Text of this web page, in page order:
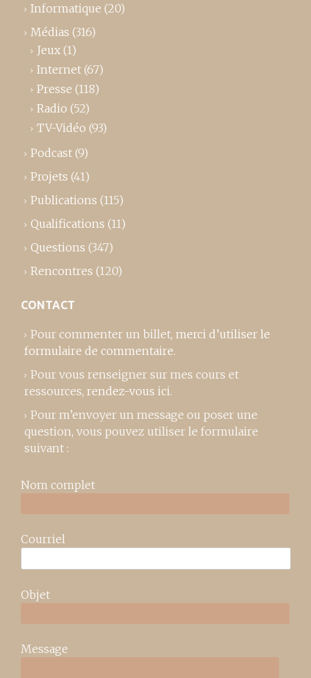
Informatique (20)
Médias (316)
Jeux (1)
Internet (67)
Presse (118)
Radio (52)
TV-Vidéo (93)
Podcast (9)
Projets (41)
Publications (115)
Qualifications (11)
Questions (347)
Rencontres (120)
CONTACT
Pour commenter un billet, merci d’utiliser le
formulaire de commentaire.
Pour vous renseigner sur mes cours et
ressources, rendez-vous ici.
Pour m’envoyer un message ou poser une
question, vous pouvez utiliser le formulaire
suivant :
Nom complet
Courriel
Objet
Message